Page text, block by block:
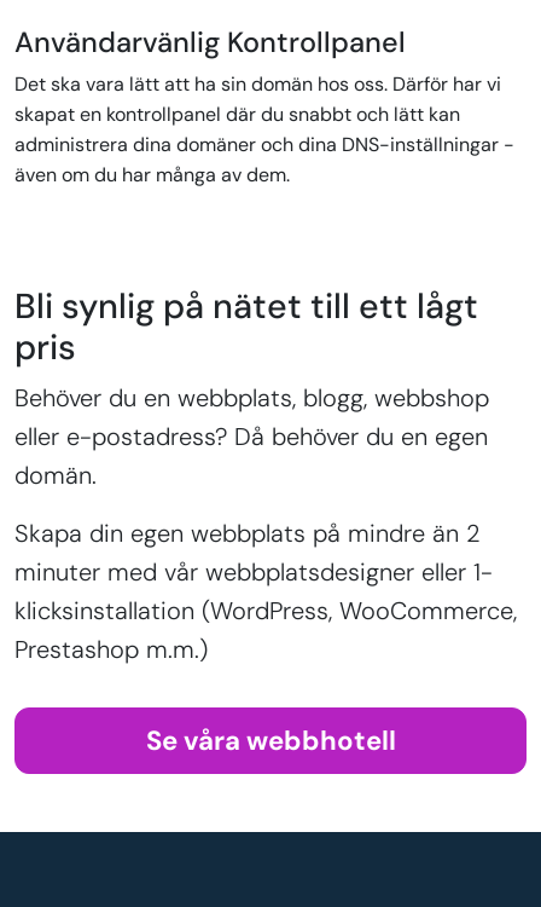
Användarvänlig Kontrollpanel
Det ska vara lätt att ha sin domän hos oss. Därför har vi
skapat en kontrollpanel där du snabbt och lätt kan
administrera dina domäner och dina DNS-inställningar -
även om du har många av dem.
Bli synlig på nätet till ett lågt
pris
Behöver du en webbplats, blogg, webbshop
eller e-postadress? Då behöver du en egen
domän.
Skapa din egen webbplats på mindre än 2
minuter med vår webbplatsdesigner eller 1-
klicksinstallation (WordPress, WooCommerce,
Prestashop m.m.)
Se våra webbhotell